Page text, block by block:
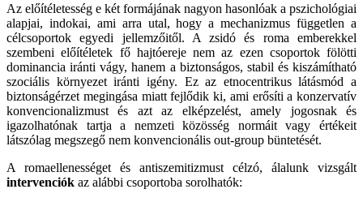
Az előítéletesség e két formájának nagyon hasonlóak a pszichológiai
alapjai, indokai, ami arra utal, hogy a mechanizmus független a
célcsoportok egyedi jellemzőitől. A zsidó és roma emberekkel
szembeni előítéletek fő hajtóereje nem az ezen csoportok fölötti
dominancia iránti vágy, hanem a biztonságos, stabil és kiszámítható
szociális környezet iránti igény. Ez az etnocentrikus látásmód a
biztonságérzet megingása miatt fejlődik ki, ami erősíti a konzervatív
konvencionalizmust és azt az elképzelést, amely jogosnak és
igazolhatónak tartja a nemzeti közösség normáit vagy értékeit
látszólag megszegő nem konvencionális out-group büntetését.
A romaellenességet és antiszemitizmust célzó, álalunk vizsgált
intervenciók az alábbi csoportoba sorolhatók: